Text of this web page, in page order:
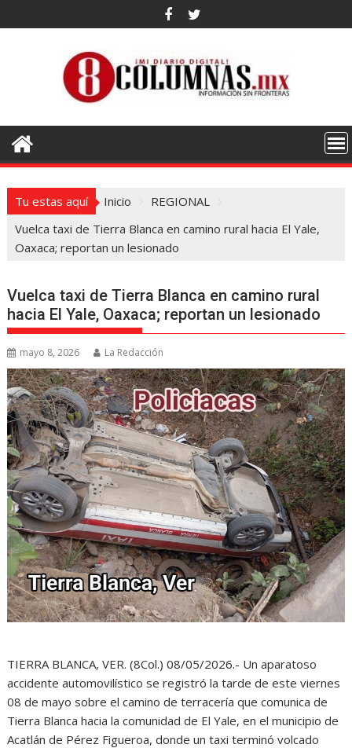
al
Tu estas aquí Inicio
REGIONAL
Vuelca taxi de Tierra Blanca en camino rural hacia El Yale,
Oaxaca; reportan un lesionado
Vuelca taxi de Tierra Blanca en camino rural
hacia El Yale, Oaxaca; reportan un lesionado
mayo 8, 2026 La Redacción
TIERRA BLANCA, VER. (8Col.) 08/05/2026.- Un aparatoso
accidente automovilístico se registró la tarde de este viernes
08 de mayo sobre el camino de terracería que comunica de
Tierra Blanca hacia la comunidad de El Yale, en el municipio de
Acatlán de Pérez Figueroa, donde un taxi terminó volcado